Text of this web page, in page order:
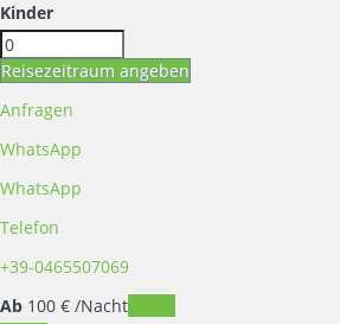
Kinder
Reisezeitraum angeben
Anfragen
WhatsApp
WhatsApp
Telefon
+39-0465507069
Ab 100 € /Nacht